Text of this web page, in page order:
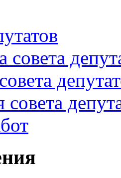
совета